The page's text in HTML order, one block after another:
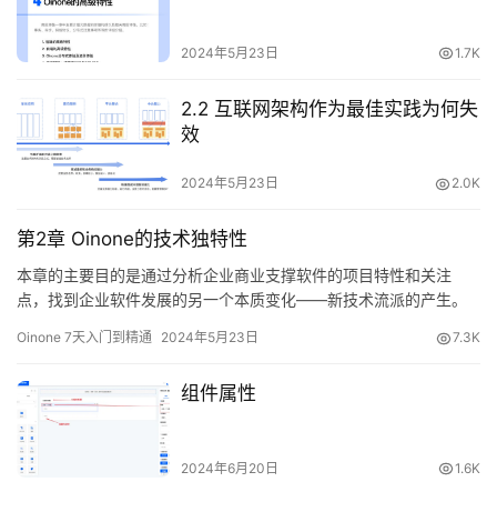
2024年5月23日 1.7K
2.2 互联网架构作为最佳实践为何失
效
2024年5月23日 2.0K
第2章 Oinone的技术独特性
本章的主要目的是通过分析企业商业支撑软件的项目特性和关注
点，找到企业软件发展的另一个本质变化——新技术流派的产生。
联网中台架构的发展历史以及企业实际现状，找出其水土不服的原
创新，以满足企业数字化转型的需求。 具体而言，本章包括以下内
容： 企业软件发展的另一个本质变化：新技术流派的产生； 最佳实
践为何失效？Oinone如何打造具有企业特色的互联网架构； Oinone
独特性之源：元数据与设计原则； Oinone独特性之单体与分布式的
Oinone 7天入门到精通 2024年5月23日 7.3K
组件属性
2024年6月20日 1.6K